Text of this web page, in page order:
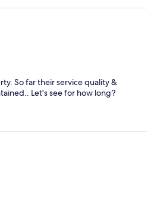
So far their service quality &
Let's see for how long?